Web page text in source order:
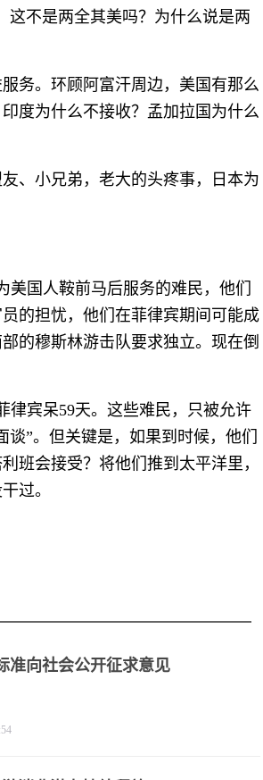
这不是两全其美吗？为什么说是两
务。环顾阿富汗周边，美国有那么
度为什么不接收？孟加拉国为什么
、小兄弟，老大的头疼事，日本为
国人鞍前马后服务的难民，他们
的担忧，他们在菲律宾期间可能成
的穆斯林游击队要求独立。现在倒
律宾呆59天。这些难民，只被允许
”。但关键是，如果到时候，他们
班会接受？将他们推到太平洋里，
过。
准向社会公开征求意见